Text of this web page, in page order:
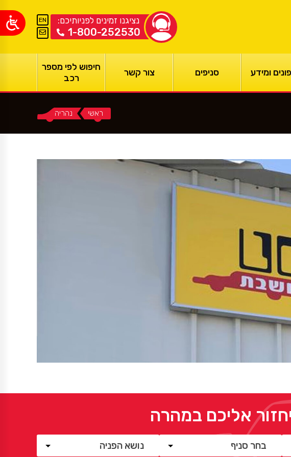
נציגנו זמינים לפניותיכם:
1-800-252530
EN
ומידע סניפים צור קשר
חיפוש לפי מספר
רכב
You are here:
ראשי נהריה
אליכם במהרה